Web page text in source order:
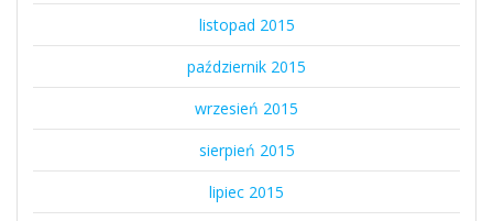
listopad 2015
październik 2015
wrzesień 2015
sierpień 2015
lipiec 2015